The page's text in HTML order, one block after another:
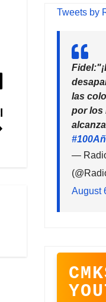
Tweets by
las
por los
—
August